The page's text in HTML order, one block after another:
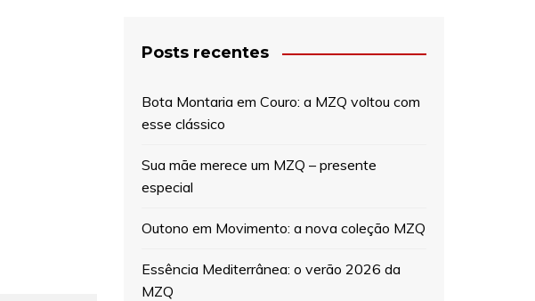
Posts recentes
Bota Montaria em Couro: a MZQ voltou com
esse clássico
Sua mãe merece um MZQ – presente
especial
Outono em Movimento: a nova coleção MZQ
Essência Mediterrânea: o verão 2026 da
MZQ